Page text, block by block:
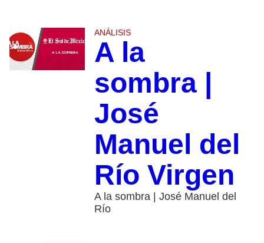
ANÁLISIS
A la
sombra |
José
Manuel del
Río Virgen
A la sombra | José Manuel del
Río